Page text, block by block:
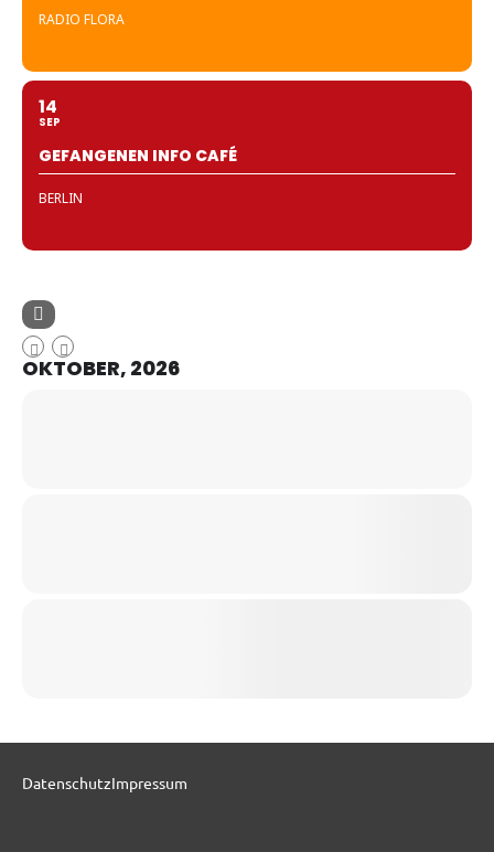
RADIO FLORA
14
SEP
GEFANGENEN INFO CAFÉ
BERLIN
OKTOBER, 2026
DatenschutzImpressum